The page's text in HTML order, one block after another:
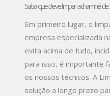
Sabia que deve limpar a chaminé
Em primeiro lugar, o
empresa especializada
evita acima de tudo,
para isso, é importante
os nossos técnicos. A
solução a longo prazo